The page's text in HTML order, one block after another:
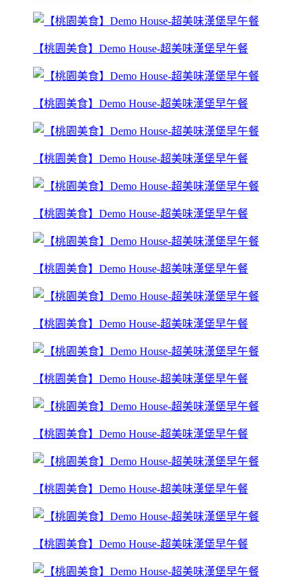
【桃園美食】Demo House-超美味漢堡早午餐
【桃園美食】Demo House-超美味漢堡早午餐
【桃園美食】Demo House-超美味漢堡早午餐
【桃園美食】Demo House-超美味漢堡早午餐
【桃園美食】Demo House-超美味漢堡早午餐
【桃園美食】Demo House-超美味漢堡早午餐
【桃園美食】Demo House-超美味漢堡早午餐
【桃園美食】Demo House-超美味漢堡早午餐
【桃園美食】Demo House-超美味漢堡早午餐
【桃園美食】Demo House-超美味漢堡早午餐